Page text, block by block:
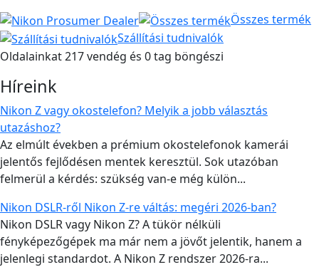
Összes termék
Szállítási tudnivalók
Oldalainkat 217 vendég és 0 tag böngészi
Híreink
Nikon Z vagy okostelefon? Melyik a jobb választás
utazáshoz?
Az elmúlt években a prémium okostelefonok kamerái
jelentős fejlődésen mentek keresztül. Sok utazóban
felmerül a kérdés: szükség van-e még külön...
Nikon DSLR-ről Nikon Z-re váltás: megéri 2026-ban?
Nikon DSLR vagy Nikon Z? A tükör nélküli
fényképezőgépek ma már nem a jövőt jelentik, hanem a
jelenlegi standardot. A Nikon Z rendszer 2026-ra...